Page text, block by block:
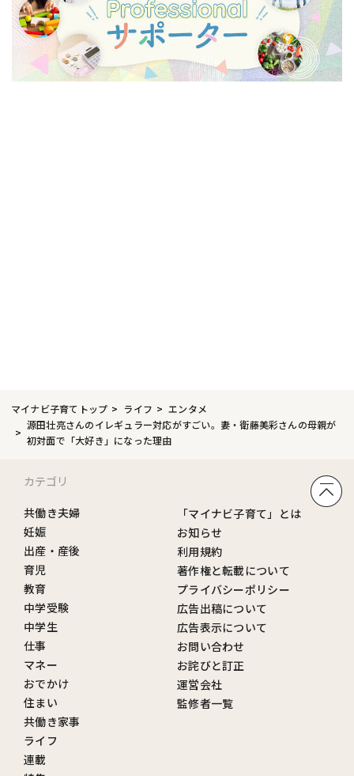
マイナビ子育てトップ ライフ
エンタメ
源田壮亮さんのイレギュラー対応がすごい。妻・衛藤美彩さんの母親が
初対面で「大好き」になった理由
カテゴリ
共働き夫婦
妊娠
出産・産後
育児
教育
中学受験
中学生
仕事
マネー
おでかけ
住まい
共働き家事
ライフ
連載
「マイナビ子育て」とは
お知らせ
利用規約
著作権と転載について
プライバシーポリシー
広告出稿について
広告表示について
お問い合わせ
お詫びと訂正
運営会社
監修者一覧